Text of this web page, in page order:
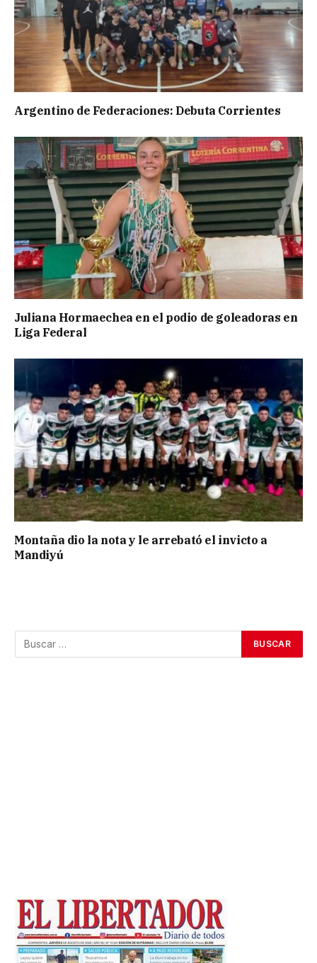
Argentino de Federaciones: Debuta Corrientes
Juliana Hormaechea en el podio de goleadoras en
Liga Federal
Montaña dio la nota y le arrebató el invicto a
Mandiyú